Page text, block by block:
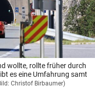
wollte, rollte früher durch
es eine Umfahrung samt
Christof Birbaumer)